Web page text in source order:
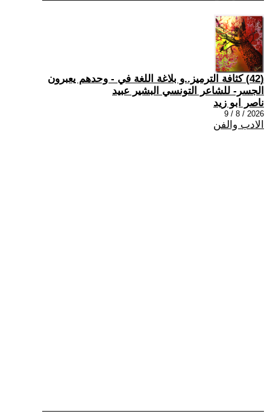
(42) كثافة الترميز..و بلاغة اللغة في - وحدهم يعبرون
الجسر- للشاعر التونسي البشير عبيد
ناصر ابو زيد
2026 / 8 / 9
الادب والفن